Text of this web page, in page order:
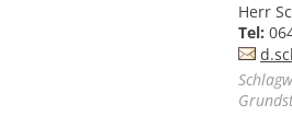
Herr
Tel: